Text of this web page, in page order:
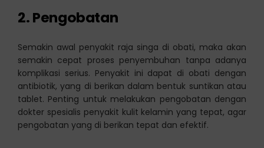
2. Pengobatan
Semakin awal penyakit raja singa di obati, maka akan
semakin cepat proses penyembuhan tanpa adanya
komplikasi serius. Penyakit ini dapat di obati dengan
antibiotik, yang di berikan dalam bentuk suntikan atau
tablet. Penting untuk melakukan pengobatan dengan
dokter spesialis penyakit kulit kelamin yang tepat, agar
pengobatan yang di berikan tepat dan efektif.